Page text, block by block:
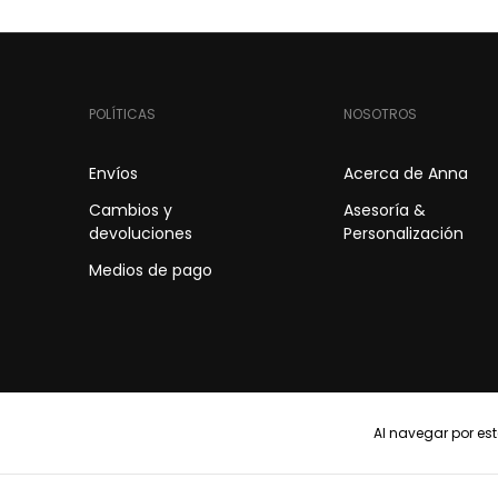
Al navegar por
POLÍTICAS
Envíos
Cambios y
devoluciones
Medios de pago
NOSOTROS
Acerca de Anna
Asesoría &
Personalización